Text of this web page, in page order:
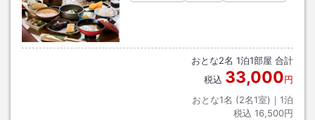
おとな2名 1泊1部屋 合計
税込 33,000円
おとな1名 (2名1室)｜ 1泊
税込 16,500円